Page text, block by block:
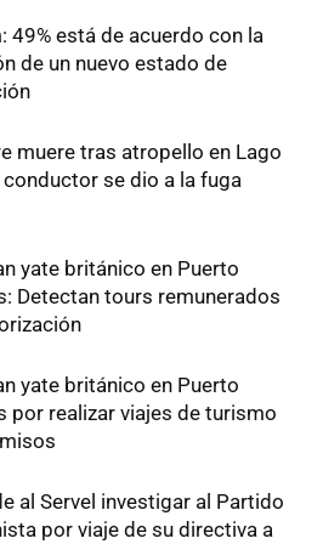
49% está de acuerdo con la
de un nuevo estado de
muere tras atropello en Lago
conductor se dio a la fuga
yate británico en Puerto
Detectan tours remunerados
yate británico en Puerto
por realizar viajes de turismo
al Servel investigar al Partido
por viaje de su directiva a